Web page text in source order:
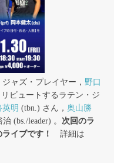
ャズ・プレイヤー， 野口
ビュートするラテン・ジ
英明 (tbn.) さん， 奥山勝
(bs./leader) 。 次回のラ
ライブです！
詳細は